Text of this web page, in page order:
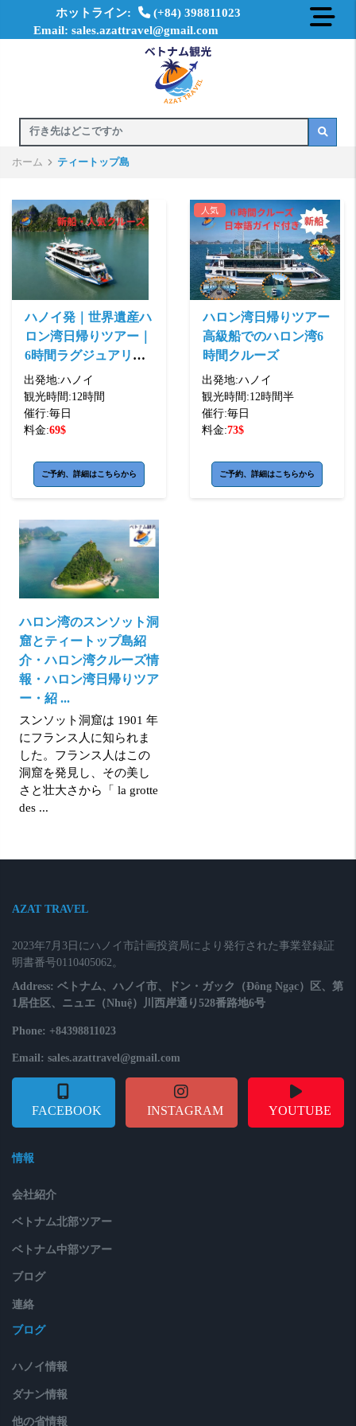
ホットライン:
(+84) 398811023
Email: sales.azattravel@gmail.com
ホーム ティートップ島
ハノイ発｜世界遺産ハ
ロン湾日帰りツアー｜
6時間ラグジュアリー
クルーズ＜日本語ガイ
ド・ホテル送 ...
出発地:ハノイ
観光時間:12時間
催行:毎日
料金:69$
ご予約、詳細はこちらから
人気
ハロン湾日帰りツアー
高級船でのハロン湾6
時間クルーズ
出発地:ハノイ
観光時間:12時間半
催行:毎日
料金:73$
ご予約、詳細はこちらから
ハロン湾のスンソット洞
窟とティートップ島紹
介・ハロン湾クルーズ情
報・ハロン湾日帰りツア
ー・紹 ...
スンソット洞窟は 1901 年
にフランス人に知られま
した。フランス人はこの
洞窟を発見し、その美し
さと壮大さから「 la grotte
des ...
AZAT TRAVEL
2023年7月3日にハノイ市計画投資局により発行された事業登録証
明書番号0110405062。
Address: ベトナム、ハノイ市、ドン・ガック（Đông Ngạc）区、第
1居住区、ニュエ（Nhuệ）川西岸通り528番路地6号
Phone: +84398811023
Email: sales.azattravel@gmail.com
FACEBOOK INSTAGRAM YOUTUBE
情報
会社紹介
ベトナム北部ツアー
ベトナム中部ツアー
ブログ
連絡
ブログ
ハノイ情報
ダナン情報
他の省情報